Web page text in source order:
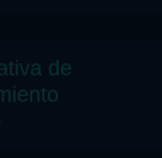
de